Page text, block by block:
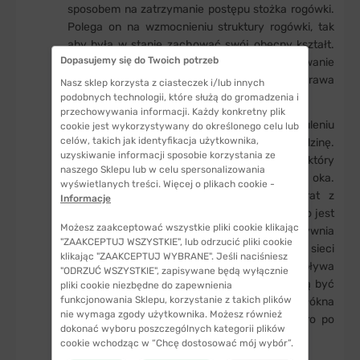
sposobem na zatrzymanie postępu stożka rogówki.
Polega on na wzmocnieniu struktury rogówki, tak
aby była w stanie zachować swój obecny kształt.
Głównym celem zabiegu jest ustabilizowanie
choroby, jednak możliwa jest również poprawa
ostrości wzroku.
Siatkowanie rogówki odbywa się w znieczuleniu
miejscowym i trwa maksymalnie godzinę.
Pierwszym krokiem jest usunięcie nabłonka, który
znajduje się na zewnątrz przedniej części oka.
Następnie na rogówkę nakłada się preparat z
witaminą B2. Gdy już nasiąknie roztworem, oko jest
potraktowane promieniowaniem UV-A. Uaktywnia
ono witaminę B2, która wzmacnia istniejące sieci
włókien kolagenowych w rogówce, a także wpływa
na utworzenie nowych. Pierwsze efekty mogą być
zauważalne już po kilku tygodniach, jednak włókna
w rogówce są w pełni przebudowane dopiero po
sześciu miesiącach.
Dopasujemy się do Twoich potrzeb
Nasz sklep korzysta z ciasteczek i/lub innych
podobnych technologii, które służą do gromadzenia i
przechowywania informacji. Każdy konkretny plik
cookie jest wykorzystywany do określonego celu lub
celów, takich jak identyfikacja użytkownika,
uzyskiwanie informacji sposobie korzystania ze
naszego Sklepu lub w celu spersonalizowania
wyświetlanych treści. Więcej o plikach cookie -
Informacje
Możesz zaakceptować wszystkie pliki cookie klikając
"ZAAKCEPTUJ WSZYSTKIE", lub odrzucić pliki cookie
klikając "ZAAKCEPTUJ WYBRANE". Jeśli naciśniesz
"ODRZUĆ WSZYSTKIE", zapisywane będą wyłącznie
pliki cookie niezbędne do zapewnienia
funkcjonowania Sklepu, korzystanie z takich plików
nie wymaga zgody użytkownika. Możesz również
dokonać wyboru poszczególnych kategorii plików
cookie wchodząc w “Chcę dostosować mój wybór”.